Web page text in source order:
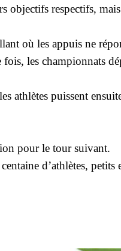
respectifs, mais
où les appuis ne
les championnats
athlètes puissent
pour le tour suivant.
d’athlètes,